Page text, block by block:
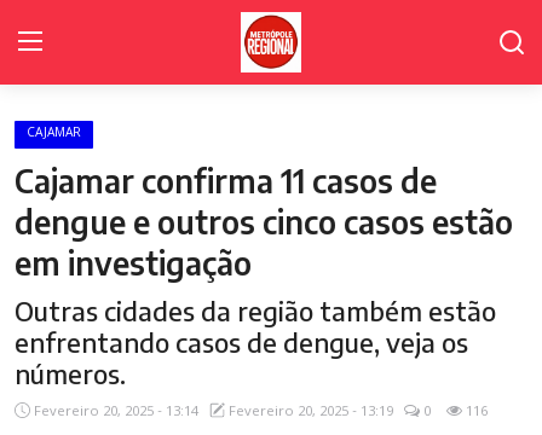
Home Page
Cidades
Fale Conosco
Polícia
Política
Poder Legislativo de Cajamar
CAJAMAR
Cajamar confirma 11 casos de
dengue e outros cinco casos estão
em investigação
Outras cidades da região também estão
enfrentando casos de dengue, veja os
números.
Fevereiro 20, 2025 - 13:14 Fevereiro 20, 2025 - 13:19 0 116